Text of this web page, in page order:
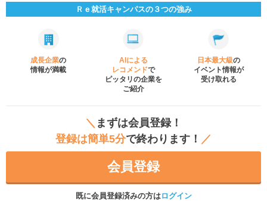
Ｒｅ就活キャンパスの３つの強み
成長企業の
情報が満載
AIによる
レコメンドで
ピッタリの企業を
ご紹介
日本最大級の
イベント情報が
受け取れる
＼ まずは会員登録！
登録は簡単5分で終わります！ ／
会員登録
既に会員登録済みの方はログイン